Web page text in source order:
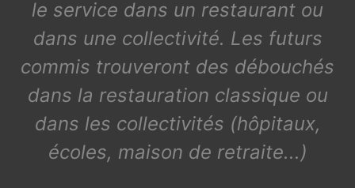
le service dans un restaurant ou
dans une collectivité. Les futurs
commis trouveront des débouchés
dans la restauration classique ou
dans les collectivités (hôpitaux,
écoles, maison de retraite...)